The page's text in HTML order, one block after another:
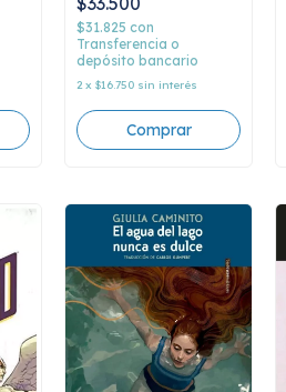
textos feministas,
vivian gornick
$31.825 con
Transferencia o
depósito bancario
2 x $16.750 sin interés